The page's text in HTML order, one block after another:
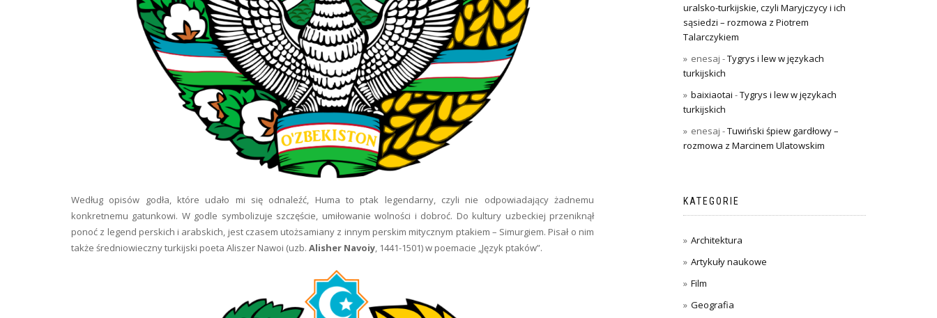
Według opisów godła, które udało mi się odnaleźć, Huma to ptak legendarny, czyli nie odpowiadający żadnemu
konkretnemu gatunkowi. W godle symbolizuje szczęście, umiłowanie wolności i dobroć. Do kultury uzbeckiej przeniknął
ponoć z legend perskich i arabskich, jest czasem utożsamiany z innym perskim mitycznym ptakiem – Simurgiem. Pisał o nim
także średniowieczny turkijski poeta Aliszer Nawoi (uzb. Alisher Navoiy, 1441-1501) w poemacie „Język ptaków”.
uralsko-turkijskie, czyli Maryjczycy i ich
sąsiedzi – rozmowa z Piotrem
Talarczykiem
enesaj -Tygrys i lew w językach
turkijskich
baixiaotai -Tygrys i lew w językach
turkijskich
enesaj -Tuwiński śpiew gardłowy –
rozmowa z Marcinem Ulatowskim
KATEGORIE
Architektura
Artykuły naukowe
Film
Geografia